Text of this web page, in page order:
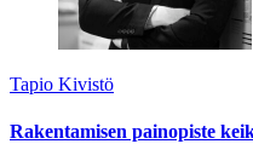
Tapio Kivistö
Rakentamisen painopiste